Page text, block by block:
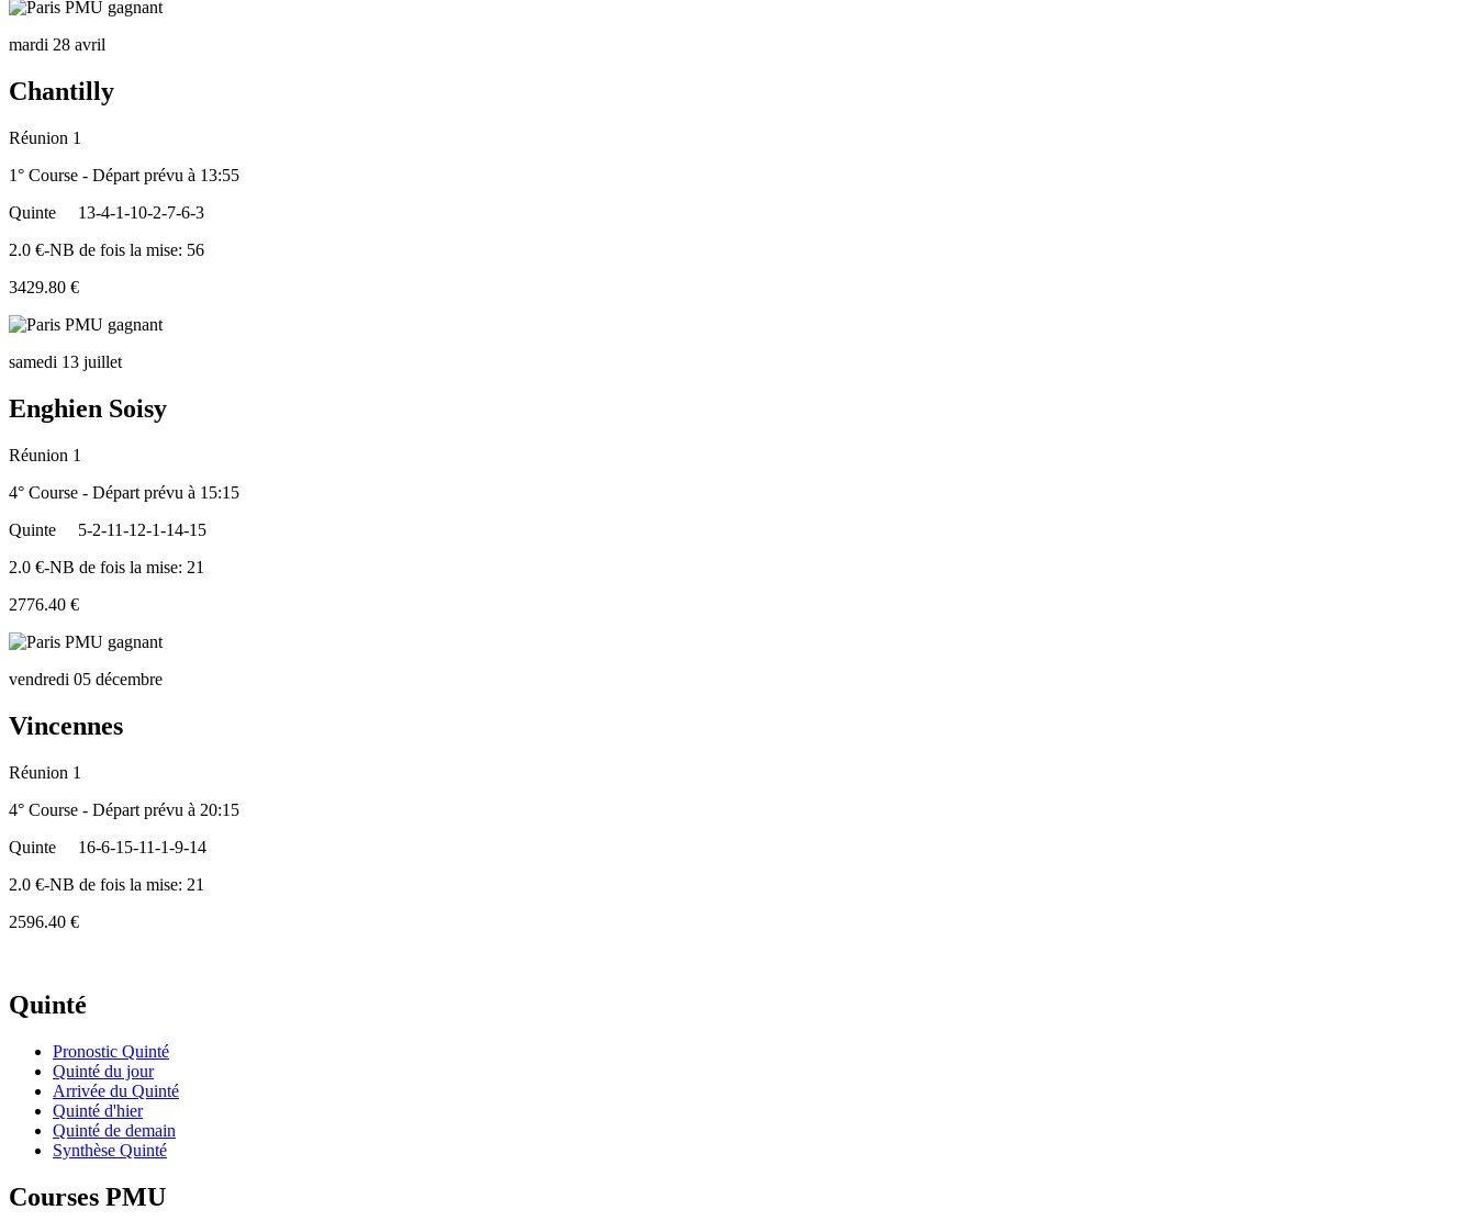
mardi 28 avril
Chantilly
Réunion 1
1° Course - Départ prévu à 13:55
Quinte
13-4-1-10-2-7-6-3
2.0 €-NB de fois la mise: 56
3429.80 €
samedi 13 juillet
Enghien Soisy
Réunion 1
4° Course - Départ prévu à 15:15
Quinte
5-2-11-12-1-14-15
2.0 €-NB de fois la mise: 21
2776.40 €
vendredi 05 décembre
Vincennes
Réunion 1
4° Course - Départ prévu à 20:15
Quinte
16-6-15-11-1-9-14
2.0 €-NB de fois la mise: 21
2596.40 €
Quinté
Pronostic Quinté
Quinté du jour
Arrivée du Quinté
Quinté d'hier
Quinté de demain
Synthèse Quinté
Courses PMU